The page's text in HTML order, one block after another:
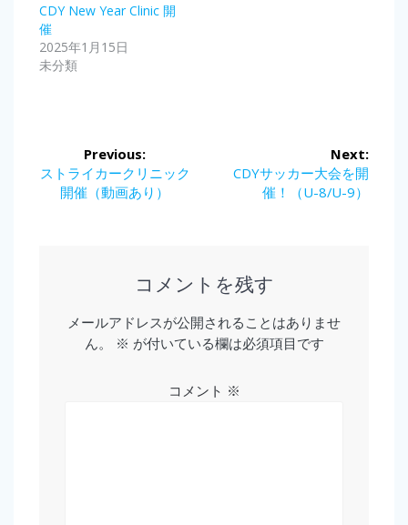
CDY New Year Clinic 開
催
2025年1月15日
未分類
Previous:
Previous
post:
ストライカークリニック
開催（動画あり）
Next:
Next
post:
CDYサッカー大会を開
催！（U-8/U-9）
コメントを残す
メールアドレスが公開されることはありませ
ん。
※ が付いている欄は必須項目です
コメント ※